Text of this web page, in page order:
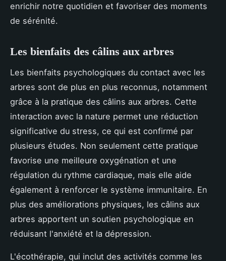
enrichir notre quotidien et favoriser des moments
de sérénité.
Les bienfaits des câlins aux arbres
Les bienfaits psychologiques du contact avec les
arbres sont de plus en plus reconnus, notamment
grâce à la pratique des câlins aux arbres. Cette
interaction avec la nature permet une réduction
significative du stress, ce qui est confirmé par
plusieurs études. Non seulement cette pratique
favorise une meilleure oxygénation et une
régulation du rythme cardiaque, mais elle aide
également à renforcer le système immunitaire. En
plus des améliorations physiques, les câlins aux
arbres apportent un soutien psychologique en
réduisant l'anxiété et la dépression.
L'écothérapie, qui inclut des activités comme les